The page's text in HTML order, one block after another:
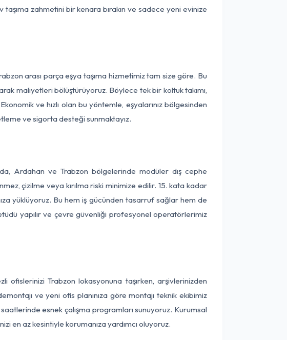
taşıma zahmetini bir kenara bırakın ve sadece yeni evinize
arası parça eşya taşıma hizmetimiz tam size göre. Bu
maliyetleri bölüştürüyoruz. Böylece tek bir koltuk takımı,
ve hızlı olan bu yöntemle, eşyalarınız bölgesinden
ve sigorta desteği sunmaktayız.
Ardahan ve Trabzon bölgelerinde modüler dış cephe
çizilme veya kırılma riski minimize edilir. 15. kata kadar
yüklüyoruz. Bu hem iş gücünden tasarruf sağlar hem de
yapılır ve çevre güvenliği profesyonel operatörlerimiz
ofislerinizi Trabzon lokasyonuna taşırken, arşivlerinizden
ve yeni ofis planınıza göre montajı teknik ekibimiz
esnek çalışma programları sunuyoruz. Kurumsal
en az kesintiyle korumanıza yardımcı oluyoruz.